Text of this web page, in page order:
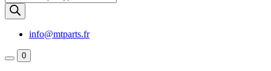
de
produits
info@mtparts.fr
0